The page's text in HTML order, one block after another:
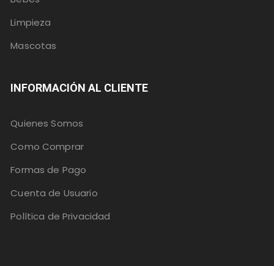
Limpieza
Mascotas
INFORMACIÓN AL CLIENTE
Quienes Somos
Como Comprar
Formas de Pago
Cuenta de Usuario
Política de Privacidad